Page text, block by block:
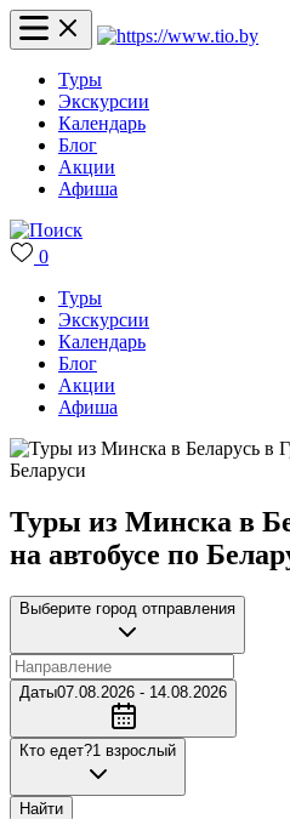
Туры
Экскурсии
Календарь
Блог
Акции
Афиша
0
Туры
Экскурсии
Календарь
Блог
Акции
Афиша
Туры из Минска в
на автобусе по
Выберите город отправления
Даты07.08.2026 - 14.08.2026
Кто едет?1 взрослый
Найти